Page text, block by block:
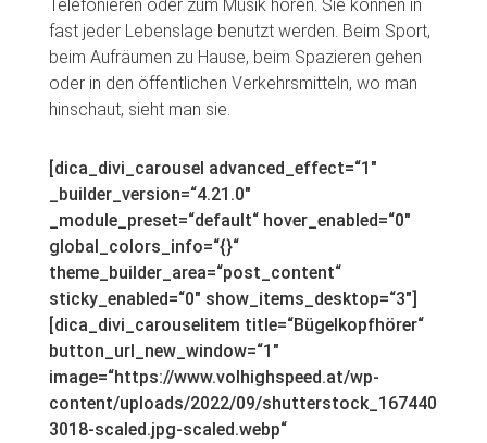
Telefonieren oder zum Musik hören. Sie können in
fast jeder Lebenslage benutzt werden. Beim Sport,
beim Aufräumen zu Hause, beim Spazieren gehen
oder in den öffentlichen Verkehrsmitteln, wo man
hinschaut, sieht man sie.
[dica_divi_carousel advanced_effect=“1″
_builder_version=“4.21.0″
_module_preset=“default“ hover_enabled=“0″
global_colors_info=“{}“
theme_builder_area=“post_content“
sticky_enabled=“0″ show_items_desktop=“3″]
[dica_divi_carouselitem title=“Bügelkopfhörer“
button_url_new_window=“1″
image=“https://www.volhighspeed.at/wp-
content/uploads/2022/09/shutterstock_167440
3018-scaled.jpg-scaled.webp“